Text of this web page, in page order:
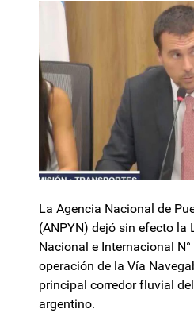
La Agencia Nacional de
(ANPYN) dejó sin efecto la
Nacional e Internacional
operación de la Vía
principal corredor fluvial
argentino.